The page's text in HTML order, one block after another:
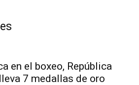
en el boxeo, República
7 medallas de oro